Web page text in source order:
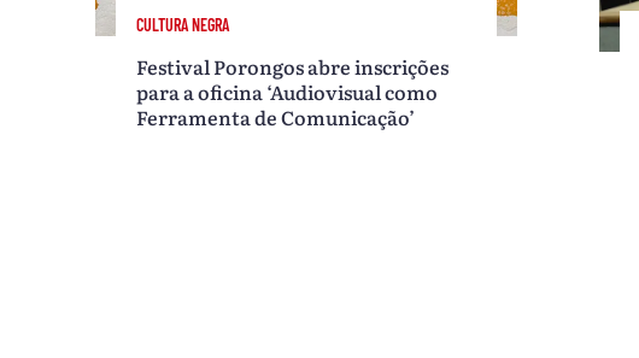
CULTURA NEGRA
Festival Porongos abre inscrições
para a oficina ‘Audiovisual como
Ferramenta de Comunicação’